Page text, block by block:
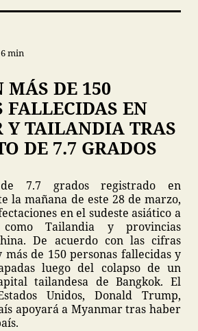
6 min
MÁS DE 150
FALLECIDAS EN
Y TAILANDIA TRAS
DE 7.7 GRADOS
7.7 grados registrado en
la mañana de este 28 de marzo,
en el sudeste asiático a
como Tailandia y provincias
De acuerdo con las cifras
de 150 personas fallecidas y
luego del colapso de un
tailandesa de Bangkok. El
Unidos, Donald Trump,
apoyará a Myanmar tras haber